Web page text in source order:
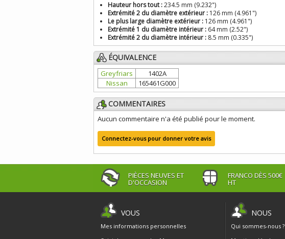
Hauteur hors tout :234.5 mm (9.232")
Extrémité 2 du diamètre extérieur : 126 mm (4.961")
Le plus large diamètre extérieur : 126 mm (4.961")
Extrémité 1 du diamètre intérieur : 64 mm (2.52")
Extrémité 2 du diamètre intérieur : 8.5 mm (0.335")
ÉQUIVALENCE
Greyfriars
1402A
Nissan
165461G000
COMMENTAIRES
Aucun commentaire n'a été publié pour le moment.
Connectez-vous pour donner votre avis
PIÈCES NEUVES ET
D'OCCASION
FRANCO DÈS 500€
HT
VOUS
Mes informations personnelles
NOUS
Qui sommes-nous ?